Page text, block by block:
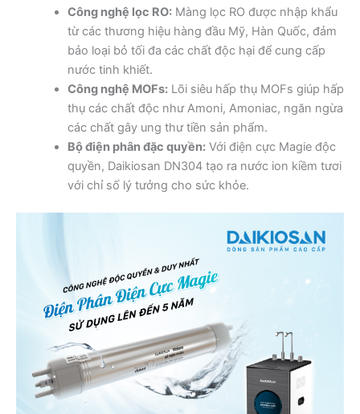
Công nghệ lọc RO:Màng lọc RO được nhập khẩu
từ các thương hiệu hàng đầu Mỹ, Hàn Quốc, đảm
bảo loại bỏ tối đa các chất độc hại để cung cấp
nước tinh khiết.
Công nghệ MOFs:Lõi siêu hấp thụ MOFs giúp hấp
thụ các chất độc như Amoni, Amoniac, ngăn ngừa
các chất gây ung thư tiền sản phẩm.
Bộ điện phân đặc quyền:Với điện cực Magie độc
quyền, Daikiosan DN304 tạo ra nước ion kiềm tươi
với chỉ số lý tưởng cho sức khỏe.